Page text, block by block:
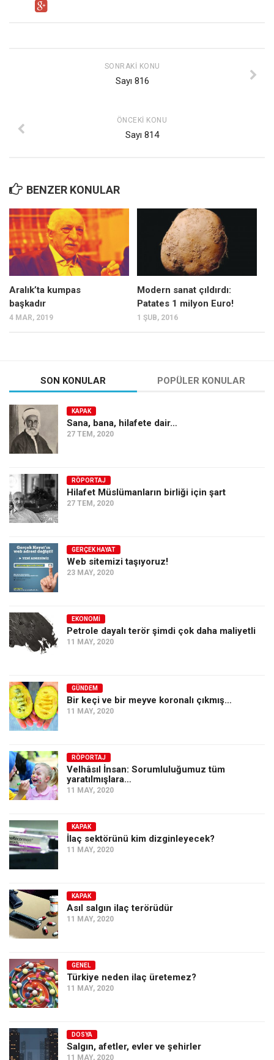
SONRAKI KONU
Sayı 816
ÖNCEKI KONU
Sayı 814
BENZER KONULAR
Aralık’ta kumpas
başkadır
4 MAR, 2019
Modern sanat çıldırdı:
Patates 1 milyon Euro!
1 ŞUB, 2016
SON KONULAR POPÜLER KONULAR
KAPAK
Sana, bana, hilafete dair…
27 TEM, 2020
RÖPORTAJ
Hilafet Müslümanların birliği için şart
27 TEM, 2020
GERÇEK HAYAT
Web sitemizi taşıyoruz!
23 MAY, 2020
EKONOMI
Petrole dayalı terör şimdi çok daha maliyetli
11 MAY, 2020
GÜNDEM
Bir keçi ve bir meyve koronalı çıkmış…
11 MAY, 2020
RÖPORTAJ
Velhâsıl İnsan: Sorumluluğumuz tüm
yaratılmışlara…
11 MAY, 2020
KAPAK
İlaç sektörünü kim dizginleyecek?
11 MAY, 2020
KAPAK
Asıl salgın ilaç terörüdür
11 MAY, 2020
GENEL
Türkiye neden ilaç üretemez?
11 MAY, 2020
DOSYA
Salgın, afetler, evler ve şehirler
11 MAY, 2020